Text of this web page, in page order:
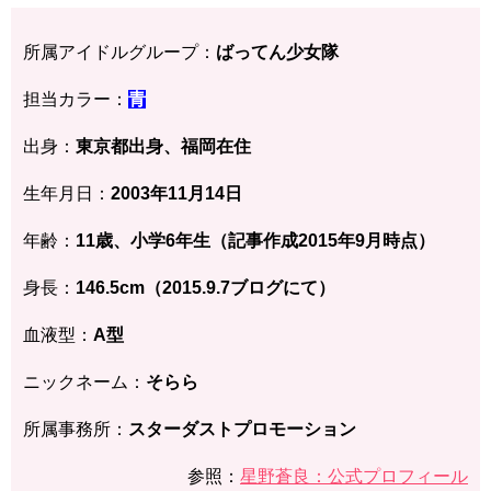
所属アイドルグループ： ばってん少女隊
担当カラー： 青
出身： 東京都出身、福岡在住
生年月日： 2003年11月14 日
年齢： 11歳、小学6年生（記事作成2015年9月時点）
身長： 146.5cm（2015.9.7ブログにて）
血液型： A型
ニックネーム： そらら
所属事務所： スターダストプロモーション
参照： 星野蒼良：公式プロフィール